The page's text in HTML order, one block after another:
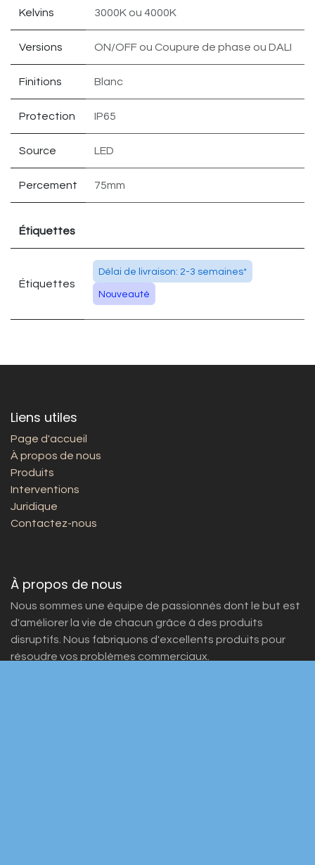
Kelvins 3000K ou 4000K
Versions ON/OFF ou Coupure de phase ou DALI
Finitions Blanc
Protection IP65
Source LED
Percement 75mm
Étiquettes
Étiquettes
Délai de livraison: 2-3 semaines*
Nouveauté
Liens utiles
Page d'accueil
À propos de nous
Produits
Interventions
Juridique
Contactez-nous
À propos de nous
Nous sommes une équipe de passionnés dont le but est
d'améliorer la vie de chacun grâce à des produits
disruptifs. Nous fabriquons d'excellents produits pour
résoudre vos problèmes commerciaux.